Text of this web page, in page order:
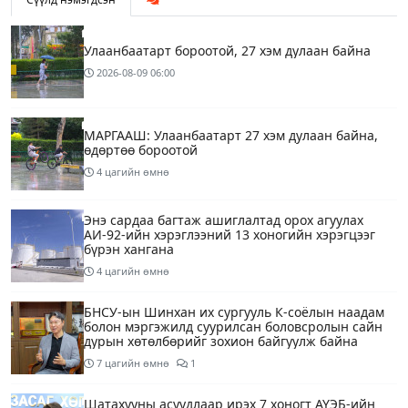
Улаанбаатарт бороотой, 27 хэм дулаан байна
2026-08-09 06:00
МАРГААШ: Улаанбаатарт 27 хэм дулаан байна,
өдөртөө бороотой
4 цагийн өмнө
Энэ сардаа багтаж ашиглалтад орох агуулах
АИ-92-ийн хэрэглээний 13 хоногийн хэрэгцээг
бүрэн хангана
4 цагийн өмнө
БНСУ-ын Шинхан их сургууль К-соёлын наадам
болон мэргэжилд суурилсан боловсролын сайн
дурын хөтөлбөрийг зохион байгуулж байна
7 цагийн өмнө 1
Шатахууны асуудлаар ирэх 7 хоногт АҮЭБ-ийн